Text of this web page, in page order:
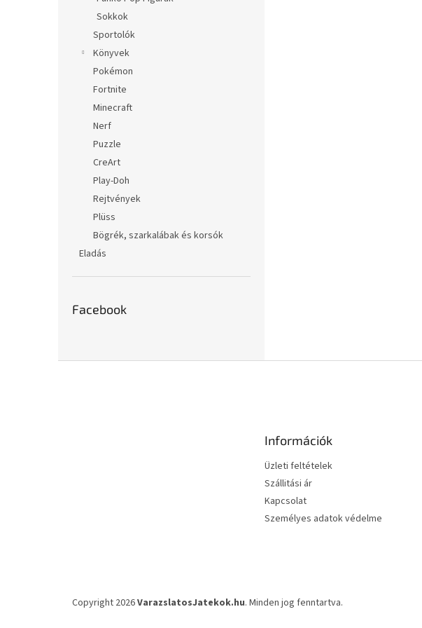
Sokkok
Sportolók
Könyvek
Pokémon
Fortnite
Minecraft
Nerf
Puzzle
CreArt
Play-Doh
Rejtvények
Plüss
Bögrék, szarkalábak és korsók
Eladás
Facebook
Információk
Üzleti feltételek
Szállitási ár
Kapcsolat
Személyes adatok védelme
Copyright 2026VarazslatosJatekok.hu. Minden jog fenntartva.